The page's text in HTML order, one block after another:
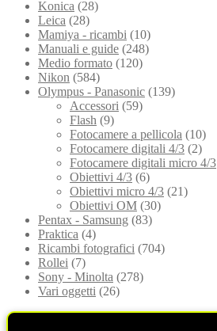
Konica (28)
Leica (28)
Mamiya - ricambi (10)
Manuali e guide (248)
Medio formato (120)
Nikon (584)
Olympus - Panasonic (139)
Accessori (59)
Flash (9)
Fotocamere a pellicola (10)
Fotocamere digitali 4/3 (2)
Fotocamere digitali micro 4/3
Obiettivi 4/3 (6)
Obiettivi micro 4/3 (21)
Obiettivi OM (30)
Pentax - Samsung (83)
Praktica (4)
Ricambi fotografici (704)
Rollei (7)
Sony - Minolta (278)
Vari oggetti (26)